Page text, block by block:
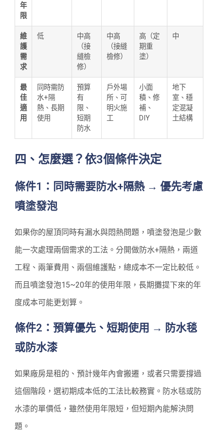
年
限
維
護
需
求
低
中高
（接
縫檢
修）
中高
（接縫
檢修）
高（定
期重
塗）
中
最
佳
適
用
同時需防
水+隔
熱、長期
使用
預算
有
限、
短期
防水
戶外場
所、可
明火施
工
小面
積、修
補、
DIY
地下
室、穩
定混凝
土結構
四、怎麼選？依3個條件決定
條件1：同時需要防水+隔熱 → 優先考慮
噴塗發泡
如果你的屋頂同時有漏水與悶熱問題，噴塗發泡是少數
能一次處理兩個需求的工法。分開做防水+隔熱，兩道
工程、兩筆費用、兩個維護點，總成本不一定比較低。
而且噴塗發泡15~20年的使用年限，長期攤提下來的年
度成本可能更划算。
條件2：預算優先、短期使用 → 防水毯
或防水漆
如果廠房是租的、預計幾年內會搬遷，或者只需要撐過
這個階段，選初期成本低的工法比較務實。防水毯或防
水漆的單價低，雖然使用年限短，但短期內能解決問
題。